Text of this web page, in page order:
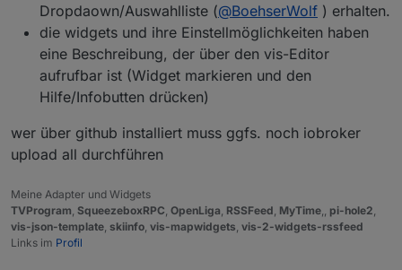
Dropdaown/Auswahlliste (@BoehserWolf ) erhalten.
die widgets und ihre Einstellmöglichkeiten haben
eine Beschreibung, der über den vis-Editor
aufrufbar ist (Widget markieren und den
Hilfe/Infobutten drücken)
wer über github installiert muss ggfs. noch iobroker
upload all durchführen
Meine Adapter und Widgets
TVProgram SqueezeboxRPC OpenLiga RSSFeed MyTime pi-hole2
vis-json-template skiinfo vis-mapwidgets vis-2-widgets-rssfeed
Links im Profil